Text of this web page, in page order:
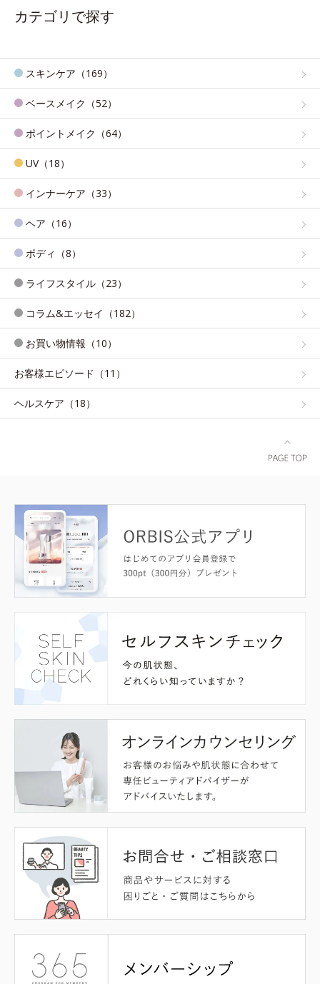
カテゴリで探す
スキンケア（169）
ベースメイク（52）
ポイントメイク（64）
UV（18）
インナーケア（33）
ヘア（16）
ボディ（8）
ライフスタイル（23）
コラム&エッセイ（182）
お買い物情報（10）
お客様エピソード（11）
ヘルスケア（18）